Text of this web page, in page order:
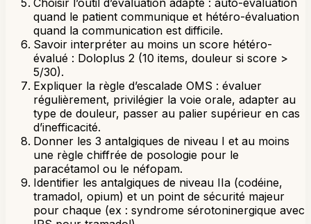
Choisir l’outil d’évaluation adapté : auto-évaluation
quand le patient communique et hétéro-évaluation
quand la communication est difficile.
Savoir interpréter au moins un score hétéro-
évalué : Doloplus 2 (10 items, douleur si score >
5/30).
Expliquer la règle d’escalade OMS : évaluer
régulièrement, privilégier la voie orale, adapter au
type de douleur, passer au palier supérieur en cas
d’inefficacité.
Donner les 3 antalgiques de niveau I et au moins
une règle chiffrée de posologie pour le
paracétamol ou le néfopam.
Identifier les antalgiques de niveau IIa (codéine,
tramadol, opium) et un point de sécurité majeur
pour chaque (ex : syndrome sérotoninergique avec